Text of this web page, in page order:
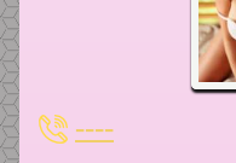
----